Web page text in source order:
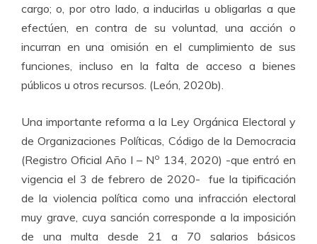
cargo; o, por otro lado, a inducirlas u obligarlas a que
efectúen, en contra de su voluntad, una acción o
incurran en una omisión en el cumplimiento de sus
funciones, incluso en la falta de acceso a bienes
públicos u otros recursos. (León, 2020b).
Una importante reforma a la Ley Orgánica Electoral y
de Organizaciones Políticas, Código de la Democracia
(Registro Oficial Año I – No 134, 2020) -que entró en
vigencia el 3 de febrero de 2020- fue la tipificación
de la violencia política como una infracción electoral
muy grave, cuya sanción corresponde a la imposición
de una multa desde 21 a 70 salarios básicos